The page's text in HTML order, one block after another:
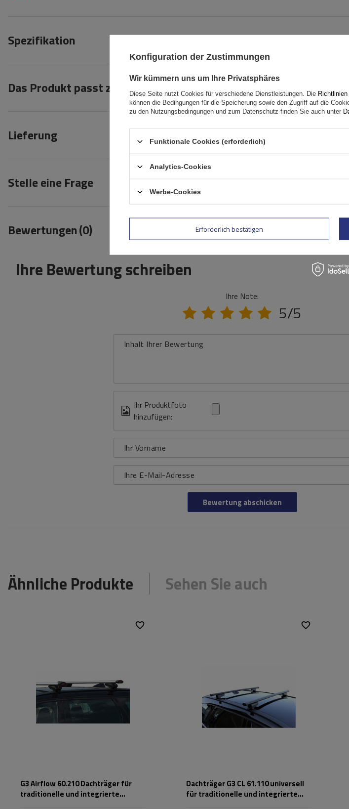
Spezifikation
Das Produkt passt zu Autos
Lieferung
Stelle eine Frage
Bewertungen(0)
Ihre Bewertung schreiben
Ihre Note:
5/5
Inhalt Ihrer Bewertung
Ihr Produktfoto
hinzufügen:
Ihr Vorname
Ihre E-Mail-Adresse
Bewertung abschicken
Ähnliche Produkte Sehen Sie auch
G3 Airflow 60.210 Dachträger für
traditionelle und integrierte
Dachträger G3 CL 61.110 universell
für traditionelle und integrierte
Konfiguration der Zustimmungen
Wir kümmern uns um Ihre Privatsphäres
Diese Seite nutzt Cookies für verschiedene Dienstleistungen. Die
können die Bedingungen für die Speicherung sowie den Zugriff auf die
zu den Nutzungsbedingungen und zum Datenschutz finden Sie auch unter
Funktionale Cookies (erforderlich)
Analytics-Cookies
Werbe-Cookies
Erforderlich bestätigen